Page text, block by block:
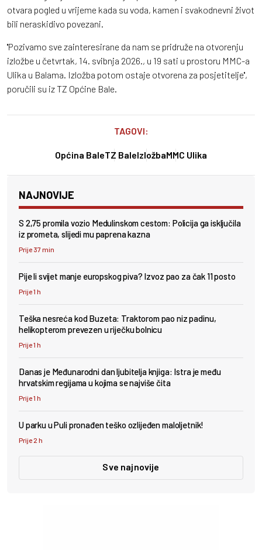
otvara pogled u vrijeme kada su voda, kamen i svakodnevni život
bili neraskidivo povezani.
''Pozivamo sve zainteresirane da nam se pridruže na otvorenju
izložbe u četvrtak, 14. svibnja 2026., u 19 sati u prostoru MMC-a
Ulika u Balama. Izložba potom ostaje otvorena za posjetitelje'',
poručili su iz TZ Općine Bale.
TAGOVI:
Općina BaleTZ BaleIzložbaMMC Ulika
NAJNOVIJE
S 2,75 promila vozio Medulinskom cestom: Policija ga isključila
iz prometa, slijedi mu paprena kazna
Prije 37 min
Pije li svijet manje europskog piva? Izvoz pao za čak 11 posto
Prije 1 h
Teška nesreća kod Buzeta: Traktorom pao niz padinu,
helikopterom prevezen u riječku bolnicu
Prije 1 h
Danas je Međunarodni dan ljubitelja knjiga: Istra je među
hrvatskim regijama u kojima se najviše čita
Prije 1 h
U parku u Puli pronađen teško ozlijeđen maloljetnik!
Prije 2 h
Sve najnovije